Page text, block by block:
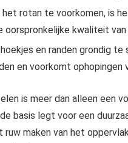
het rotan te voorkomen, is
oorspronkelijke kwaliteit
en randen grondig
en voorkomt ophopingen
is meer dan alleen een
basis legt voor een
ruw maken van het